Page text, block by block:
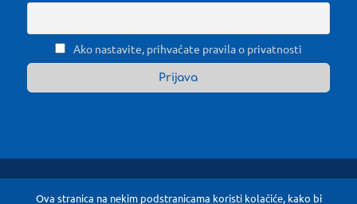
Ako nastavite, prihvaćate pravila o privatnosti
Ova stranica na nekim podstranicama koristi kolačiće, kako bi